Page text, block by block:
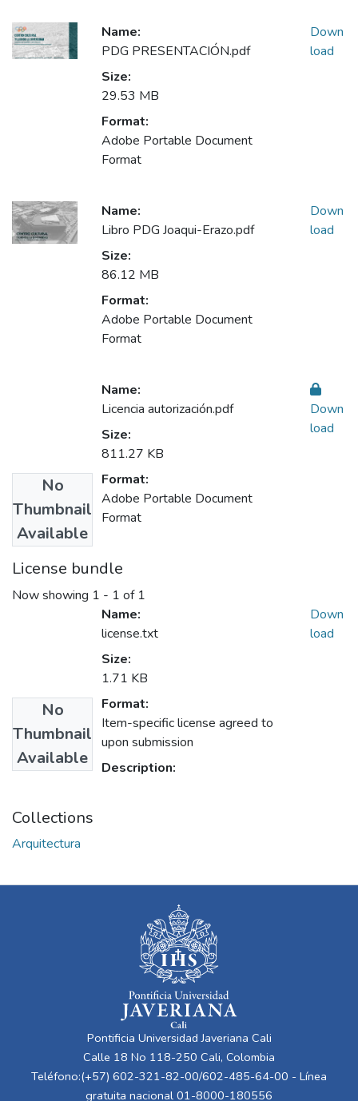
Name:
PDG PRESENTACIÓN.pdf
Size:
29.53 MB
Format:
Adobe Portable Document
Format
Down
load
Name:
Libro PDG Joaqui-Erazo.pdf
Size:
86.12 MB
Format:
Adobe Portable Document
Format
Down
load
No
Thumbnail
Available
Name:
Licencia autorización.pdf
Size:
811.27 KB
Format:
Adobe Portable Document
Format
Down
load
License bundle
Now showing 1 - 1 of 1
No
Thumbnail
Available
Name:
license.txt
Size:
1.71 KB
Format:
Item-specific license agreed to
upon submission
Description:
Down
load
Collections
Arquitectura
Pontificia Universidad Javeriana Cali
Calle 18 No 118-250 Cali, Colombia
Teléfono:(+57) 602-321-82-00/602-485-64-00 - Línea
gratuita nacional 01-8000-180556